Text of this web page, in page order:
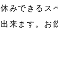
休みできるス
出来ます。お